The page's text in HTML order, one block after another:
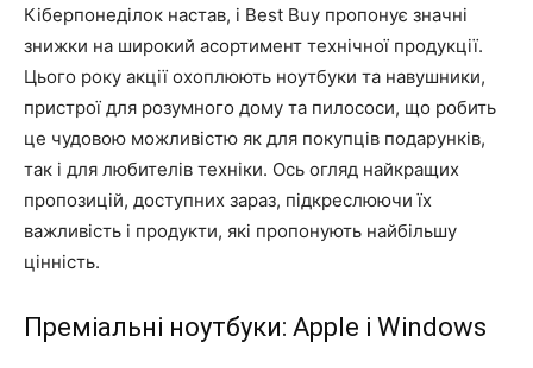
Кіберпонеділок настав, і Best Buy пропонує значні
знижки на широкий асортимент технічної продукції.
Цього року акції охоплюють ноутбуки та навушники,
пристрої для розумного дому та пилососи, що робить
це чудовою можливістю як для покупців подарунків,
так і для любителів техніки. Ось огляд найкращих
пропозицій, доступних зараз, підкреслюючи їх
важливість і продукти, які пропонують найбільшу
цінність.
Преміальні ноутбуки: Apple і Windows